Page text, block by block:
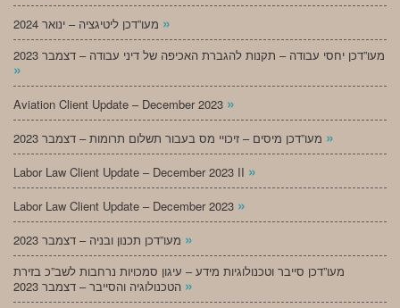
»
מעו”דכן יחסי עבודה – תקנות להגברת האכיפה של דיני עבודה – דצמבר 2023
»
Aviation Client Update – December 2023 »
»
Labor Law Client Update – December 2023 II »
Labor Law Client Update – December 2023 »
»
מעו”דכן סייבר וטכנולוגיות מידע – עיגון סמכויות נרחבות לשב”כ בזירת
»